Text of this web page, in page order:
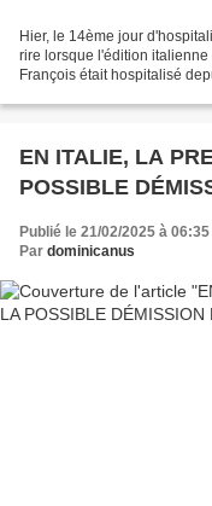
Hier, le 14ème jour
rire lorsque l'édition
François était hospitalisé
EN ITALIE, LA
POSSIBLE
Publié le 21/02/2025 à 06:35
Par dominicanus